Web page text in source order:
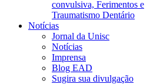
convulsiva, Ferimentos e
Traumatismo Dentário
Notícias
Jornal da Unisc
Notícias
Imprensa
Blog EAD
Sugira sua divulgação